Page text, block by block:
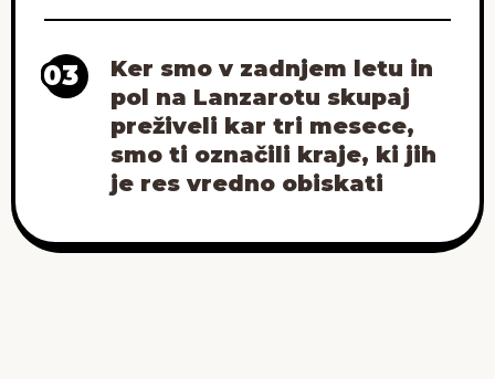
03
Ker smo v zadnjem letu in
pol na Lanzarotu skupaj
preživeli kar tri mesece,
smo ti označili kraje, ki jih
je res vredno obiskati